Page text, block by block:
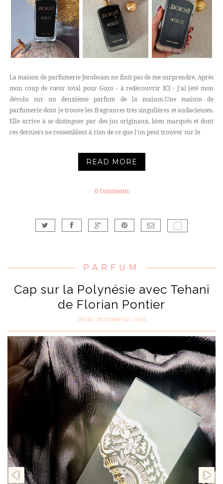
La maison de parfumerie Jeroboam ne finit pas de me surprendre. Après
mon coup de cœur total pour Gozo - à redécouvrir ICI - j'ai jeté mon
dévolu sur un deuxième parfum de la maison.Une maison de
parfumerie dont je trouve les fragrances très singulières et audacieuses.
Elle arrive à se distinguer par des jus originaux, bien marqués et dont
ces derniers ne ressemblent à rien de ce que l'on peut trouver sur le
READ MORE
0 Comments
PARFUM
Cap sur la Polynésie avec Tehani
de Florian Pontier
JEUDI, OCTOBRE 02, 2025